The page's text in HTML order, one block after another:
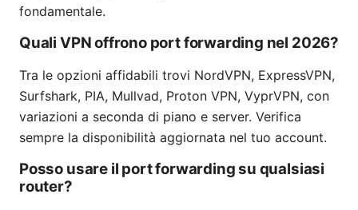
fondamentale.
Quali VPN offrono port forwarding nel 2026?
Tra le opzioni affidabili trovi NordVPN, ExpressVPN,
Surfshark, PIA, Mullvad, Proton VPN, VyprVPN, con
variazioni a seconda di piano e server. Verifica
sempre la disponibilità aggiornata nel tuo account.
Posso usare il port forwarding su qualsiasi
router?